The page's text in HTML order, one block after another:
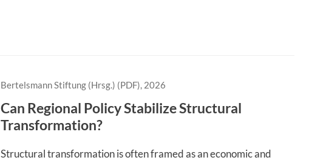
Bertelsmann Stiftung (Hrsg.) (PDF), 2026
Can Regional Policy Stabilize Structural
Transformation?
Structural transformation is often framed as an economic and